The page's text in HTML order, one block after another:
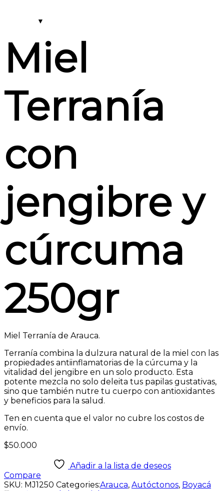
Miel
Terranía
con
jengibre y
cúrcuma
250gr
Miel Terranía de Arauca.
Terranía combina la dulzura natural de la miel con las
propiedades antiinflamatorias de la cúrcuma y la
vitalidad del jengibre en un solo producto. Esta
potente mezcla no solo deleita tus papilas gustativas,
sino que también nutre tu cuerpo con antioxidantes
y beneficios para la salud.
Ten en cuenta que el valor no cubre los costos de
envío.
$50.000
Añadir a la lista de deseos
Compare
SKU: MJ1250 Categories:Arauca, Autóctonos, Boyacá